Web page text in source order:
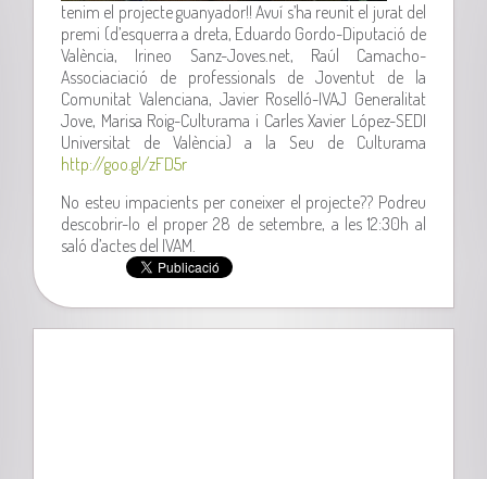
tenim el projecte guanyador!! Avuí s’ha reunit el jurat del
premi (d’esquerra a dreta, Eduardo Gordo-Diputació de
València, Irineo Sanz-Joves.net, Raúl Camacho-
Associaciació de professionals de Joventut de la
Comunitat Valenciana, Javier Roselló-IVAJ Generalitat
Jove, Marisa Roig-Culturama i Carles Xavier López-SEDI
Universitat de València) a la Seu de Culturama
http://goo.gl/zFD5r
No esteu impacients per coneixer el projecte?? Podreu
descobrir-lo el proper 28 de setembre, a les 12:30h al
saló d’actes del IVAM.